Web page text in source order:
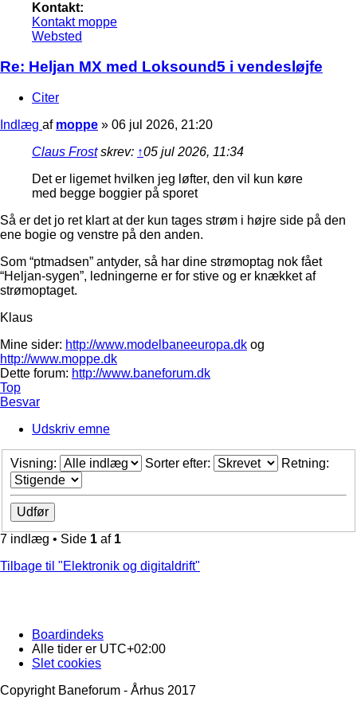
Kontakt:
Kontakt moppe
Websted
Re: Heljan MX med Loksound5 i vendesløjfe
Citer
Indlæg af moppe » 06 jul 2026, 21:20
Claus Frostskrev: ↑05 jul 2026, 11:34
Det er ligemet hvilken jeg løfter, den vil kun køre
med begge boggier på sporet
Så er det jo ret klart at der kun tages strøm i højre side på den
ene bogie og venstre på den anden.
Som “ptmadsen” antyder, så har dine strømoptag nok fået
“Heljan-sygen”, ledningerne er for stive og er knækket af
strømoptaget.
Klaus
Mine sider: http://www.modelbaneeuropa.dk og
http://www.moppe.dk
Dette forum: http://www.baneforum.dk
Top
Besvar
Udskriv emne
Visning: Sorter efter: Retning:
7 indlæg • Side 1 af 1
Tilbage til "Elektronik og digitaldrift"
Boardindeks
Alle tider er UTC+02:00
Slet cookies
Copyright Baneforum - Århus 2017